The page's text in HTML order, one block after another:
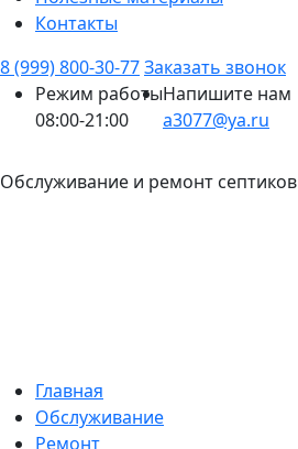
Контакты
8 (999) 800-30-77Заказать звонок
Режим работы
08:00-21:00
Напишите нам
a3077@ya.ru
Обслуживание и ремонт
Главная
Обслуживание
Ремонт